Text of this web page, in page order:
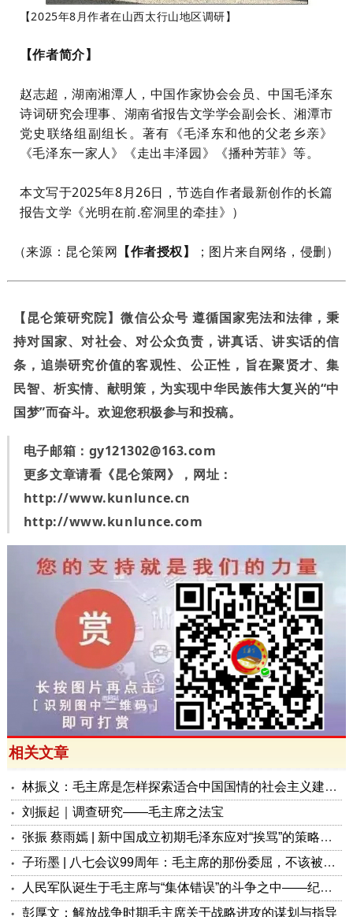
【2025年8月作者在山西太行山地区调研】
【作者简介】
赵志超，湖南湘潭人，中国作家协会会员、中国毛泽东
诗词研究会理事、湖南省报告文学学会副会长、湘潭市
党史联络组副组长。著有《毛泽东和他的父老乡亲》
《毛泽东一家人》《走出丰泽园》《播种芳菲》等。
本文写于2025年8月26日，节选自作者最新创作的长篇
报告文学《光明在前.窑洞里的牵挂》）
（来源：昆仑策网 【作者授权】 ；图片来自网络，侵删）
【昆仑策研究院】微信公众号 遵循国家宪法和法律，秉
持对国家、对社会、对公众负责，讲真话、讲实话的信
条，追崇研究价值的客观性、公正性，旨在聚贤才、集
民智、析实情、献明策，为实现中华民族伟大复兴的“中
国梦”而奋斗。欢迎您积极参与和投稿。
电子邮箱： gy121302@163.com
更多文章请看《昆仑策网》，网址：
http://www.kunlunce.cn
http://www.kunlunce.com
相关文章
林振义：毛主席是怎样探索适合中国国情的社会主义建设道路的？
刘振起｜调查研究——毛主席之法宝
张振 蔡雨嫣 | 新中国成立初期毛泽东应对“挨骂”的策略及其当代启示
子珩墨 | 八七会议99周年：毛主席的那份委屈，不该被遗忘
人民军队诞生于毛主席与“集体错误”的斗争之中——纪念“八一”九十九周年
彭厚文：解放战争时期毛主席关于战略进攻的谋划与指导